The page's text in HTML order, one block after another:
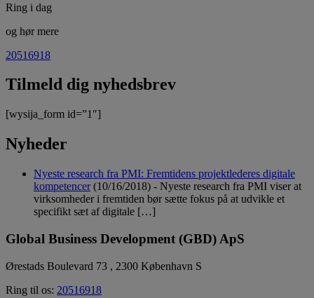
Ring i dag
og hør mere
20516918
Tilmeld dig nyhedsbrev
[wysija_form id=”1″]
Nyheder
Nyeste research fra PMI: Fremtidens projektlederes digitale
kompetencer (10/16/2018) - Nyeste research fra PMI viser at
virksomheder i fremtiden bør sætte fokus på at udvikle et
specifikt sæt af digitale […]
Global Business Development (GBD) ApS
Ørestads Boulevard 73 , 2300 København S
Ring til os: 20516918